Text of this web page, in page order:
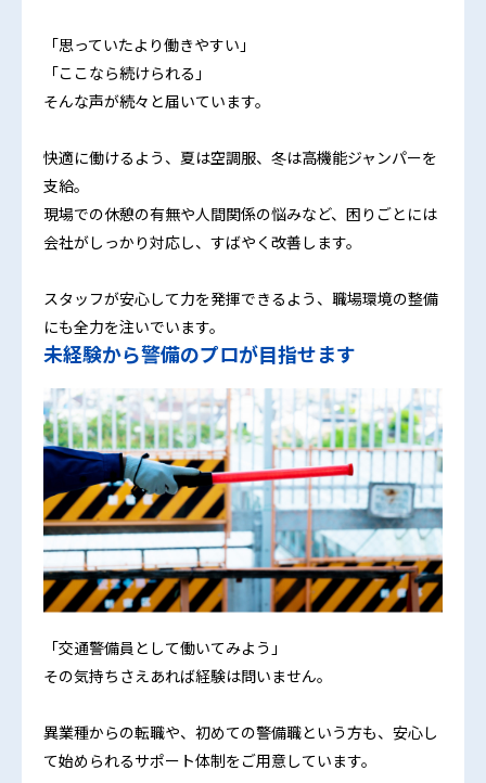
「思っていたより働きやすい」
「ここなら続けられる」
そんな声が続々と届いています。
快適に働けるよう、夏は空調服、冬は高機能ジャンパーを
支給。
現場での休憩の有無や人間関係の悩みなど、困りごとには
会社がしっかり対応し、すばやく改善します。
スタッフが安心して力を発揮できるよう、職場環境の整備
にも全力を注いでいます。
未経験から警備のプロが目指せます
「交通警備員として働いてみよう」
その気持ちさえあれば経験は問いません。
異業種からの転職や、初めての警備職という方も、安心し
て始められるサポート体制をご用意しています。